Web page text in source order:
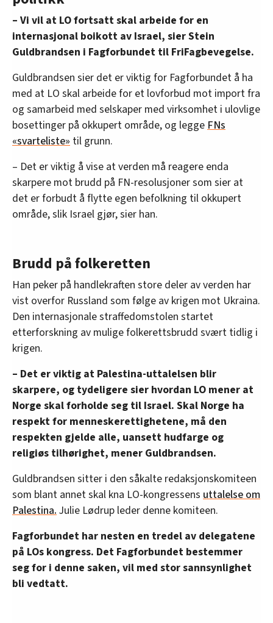
– Vi vil at LO fortsatt skal arbeide for en
internasjonal boikott av Israel, sier Stein
Guldbrandsen i Fagforbundet til FriFagbevegelse.
Guldbrandsen sier det er viktig for Fagforbundet å ha
med at LO skal arbeide for et lovforbud mot import fra
og samarbeid med selskaper med virksomhet i ulovlige
bosettinger på okkupert område, og legge FNs
«svarteliste» til grunn.
– Det er viktig å vise at verden må reagere enda
skarpere mot brudd på FN-resolusjoner som sier at
det er forbudt å flytte egen befolkning til okkupert
område, slik Israel gjør, sier han.
Brudd på folkeretten
Han peker på handlekraften store deler av verden har
vist overfor Russland som følge av krigen mot Ukraina.
Den internasjonale straffedomstolen startet
etterforskning av mulige folkerettsbrudd svært tidlig i
krigen.
– Det er viktig at Palestina-uttalelsen blir
skarpere, og tydeligere sier hvordan LO mener at
Norge skal forholde seg til Israel. Skal Norge ha
respekt for menneskerettighetene, må den
respekten gjelde alle, uansett hudfarge og
religiøs tilhørighet, mener Guldbrandsen.
Guldbrandsen sitter i den såkalte redaksjonskomiteen
som blant annet skal kna LO-kongressens uttalelse om
Palestina. Julie Lødrup leder denne komiteen.
Fagforbundet har nesten en tredel av delegatene
på LOs kongress. Det Fagforbundet bestemmer
seg for i denne saken, vil med stor sannsynlighet
bli vedtatt.